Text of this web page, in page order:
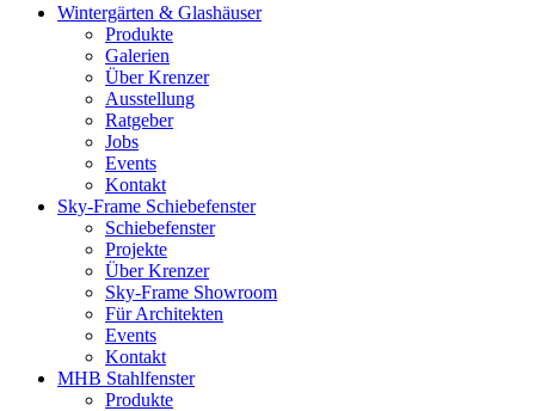
Wintergärten & Glashäuser
Produkte
Galerien
Über Krenzer
Ausstellung
Ratgeber
Jobs
Events
Kontakt
Sky-Frame Schiebefenster
Schiebefenster
Projekte
Über Krenzer
Sky-Frame Showroom
Für Architekten
Events
Kontakt
MHB Stahlfenster
Produkte